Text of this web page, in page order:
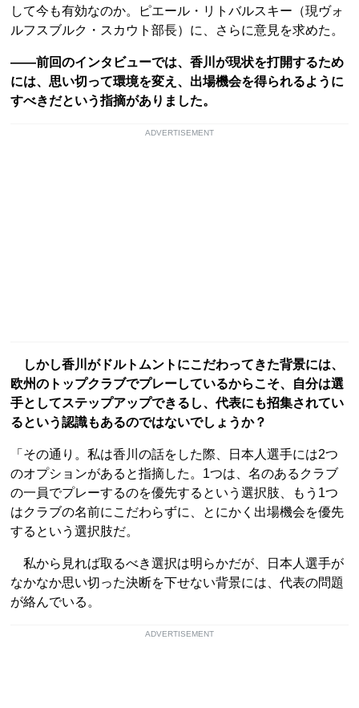
して今も有効なのか。ピエール・リトバルスキー（現ヴォ
ルフスブルク・スカウト部長）に、さらに意見を求めた。
――前回のインタビューでは、香川が現状を打開するため
には、思い切って環境を変え、出場機会を得られるように
すべきだという指摘がありました。
ADVERTISEMENT
しかし香川がドルトムントにこだわってきた背景には、
欧州のトップクラブでプレーしているからこそ、自分は選
手としてステップアップできるし、代表にも招集されてい
るという認識もあるのではないでしょうか？
「その通り。私は香川の話をした際、日本人選手には2つ
のオプションがあると指摘した。1つは、名のあるクラブ
の一員でプレーするのを優先するという選択肢、もう1つ
はクラブの名前にこだわらずに、とにかく出場機会を優先
するという選択肢だ。
私から見れば取るべき選択は明らかだが、日本人選手が
なかなか思い切った決断を下せない背景には、代表の問題
が絡んでいる。
ADVERTISEMENT